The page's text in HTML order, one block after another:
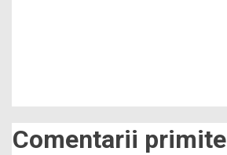
Comentarii primite